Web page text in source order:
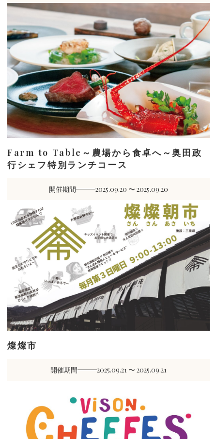
Farm to Table～農場から食卓へ～奥田政
行シェフ特別ランチコース
開催期間 2025.09.20 〜 2025.09.20
燦燦市
開催期間 2025.09.21 〜 2025.09.21